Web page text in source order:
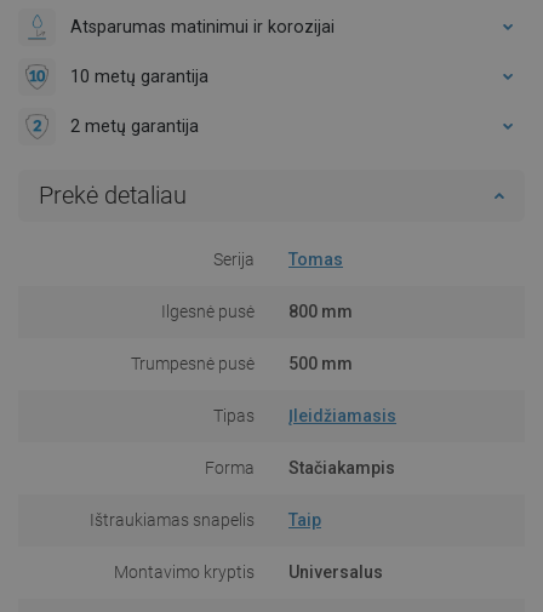
Atsparumas matinimui ir korozijai
10 metų garantija
2 metų garantija
Prekė detaliau
Serija Tomas
Ilgesnė pusė 800 mm
Trumpesnė pusė 500 mm
Tipas Įleidžiamasis
Forma Stačiakampis
Ištraukiamas snapelis Taip
Montavimo kryptis Universalus